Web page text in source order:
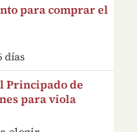
para comprar el
días
Principado de
para viola